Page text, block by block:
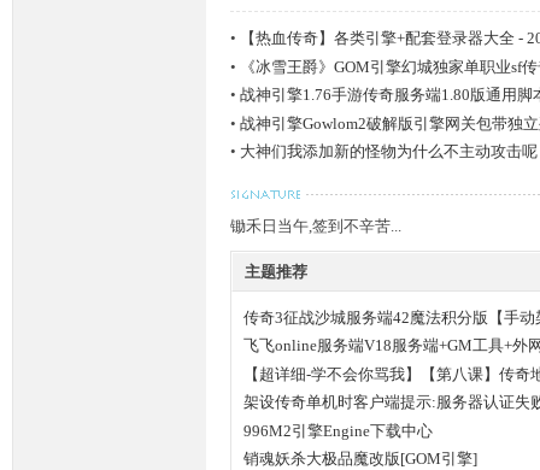
•
【热血传奇】各类引擎+配套登录器大全 -
•
《冰雪王爵》GOM引擎幻城独家单职业sf
• 战神引擎1.76手游传奇服务端1.80版通用脚
• 战神引擎Gowlom2破解版引擎网关包带独
• 大神们我添加新的怪物为什么不主动攻击
锄禾日当午,签到不辛苦...
主题推荐
传奇3征战沙城服务端42魔法积分版【手动
飞飞online服务端V18服务端+GM工具+外
【超详细-学不会你骂我】【第八课】传奇
架设传奇单机时客户端提示:服务器认证失
996M2引擎Engine下载中心
销魂妖杀大极品魔改版[GOM引擎]